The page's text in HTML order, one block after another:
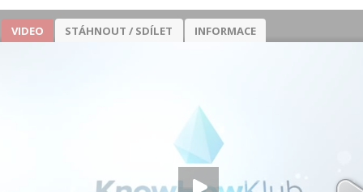
VIDEO STÁHNOUT / SDÍLET INFORMACE